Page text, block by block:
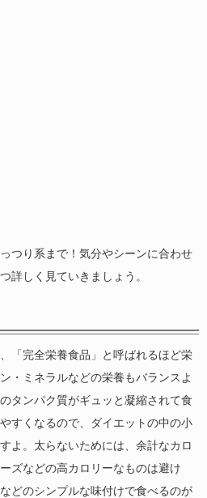
つり系まで！気分やシーンに合わせ
詳しく見ていきましょう。
「完全栄養食品」と呼ばれるほど栄
・ミネラルなどの栄養もバランスよ
タンパク質がギュッと凝縮されて食
すくなるので、ダイエットの中の小
よ。太らないためには、余計なカロ
ズなどの高カロリーなものは避け
どのシンプルな味付けで食べるのが